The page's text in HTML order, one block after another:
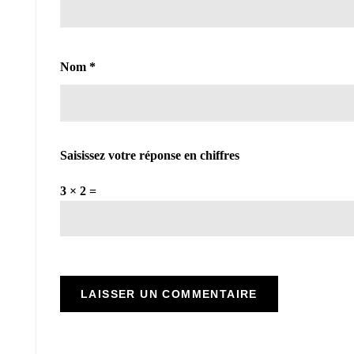
Nom *
Saisissez votre réponse en chiffres
3 × 2 =